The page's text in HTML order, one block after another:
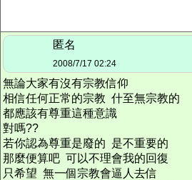
匿名
2008/7/17 02:24
無論大家有沒有宗教信仰
相信任何正常的宗教 什至無宗教的
都應該有尊重這種意識
對嗎??
若你認為尊重是廢的 是不重要的
那麼便算吧 可以不理會我的回復
只希望 無一個宗教會逼人去信